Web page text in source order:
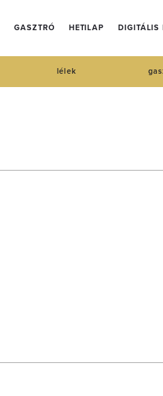
GASZTRÓ HETILAP DIGITÁLIS
lélek